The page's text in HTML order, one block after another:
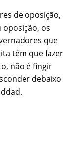
de oposição,
oposição, os
que
têm que fazer
não é fingir
debaixo